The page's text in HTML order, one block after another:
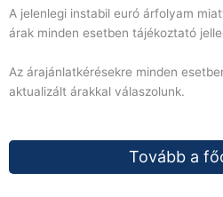
A jelenlegi instabil euró árfolyam
árak minden esetben tájékoztató
Az árajánlatkérésekre minden
aktualizált árakkal válaszolunk.
Tovább a